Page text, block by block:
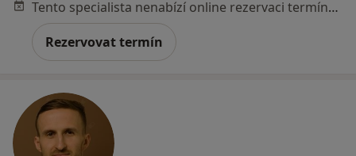
Tento specialista nenabízí online rezervaci termínu na této adrese.
Rezervovat termín